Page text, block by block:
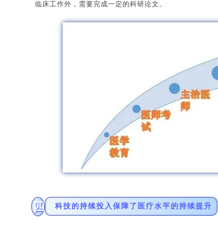
临床工作外，需要完成一定的科研论文。
四 科技的持续投入保障了医疗水平的持续提升